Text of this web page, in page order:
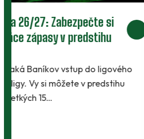
Prievidza postúpila do 2.
V Kanianke rozhodol z
Baníci vstúpili do ostrej sezóny
Slovnaft Cupu, keď
Kanianky na menšie "derby".